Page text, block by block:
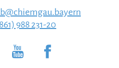
988 231-20